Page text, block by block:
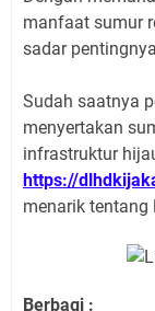
manfaat sumur
sadar
Sudah saatnya
menyertakan
infrastruktur
https://
menarik tentang
Berbagi :